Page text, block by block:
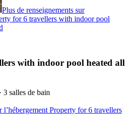
Plus de renseignements sur
for 6 travellers with indoor pool
with indoor pool heated all
3 salles de bain
l’hébergement Property for 6 travellers